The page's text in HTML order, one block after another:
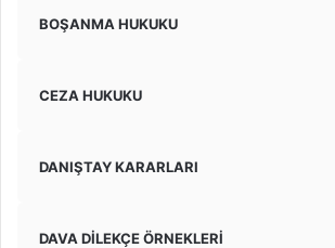
BOŞANMA HUKUKU
CEZA HUKUKU
DANIŞTAY KARARLARI
DAVA DİLEKÇE ÖRNEKLERİ